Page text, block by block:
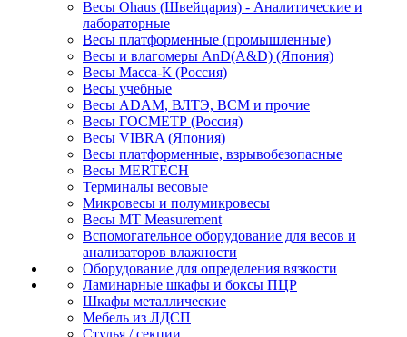
Весы Ohaus (Швейцария) - Аналитические и
лабораторные
Весы платформенные (промышленные)
Весы и влагомеры AnD(A&D) (Япония)
Весы Масса-К (Россия)
Весы учебные
Весы ADAM, ВЛТЭ, BCM и прочие
Весы ГОСМЕТР (Россия)
Весы VIBRA (Япония)
Весы платформенные, взрывобезопасные
Весы MERTECH
Терминалы весовые
Микровесы и полумикровесы
Весы MT Measurement
Вспомогательное оборудование для весов и
анализаторов влажности
Оборудование для определения вязкости
Ламинарные шкафы и боксы ПЦР
Шкафы металлические
Мебель из ЛДСП
Стулья / секции